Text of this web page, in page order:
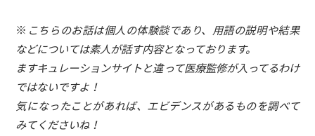
※ こちらのお話は個人の体験談であり、用語の説明や結果
などについては素人が話す内容となっております。
ますキュレーションサイトと違って医療監修が入ってるわけ
ではないですよ！
気になったことがあれば、エビデンスがあるものを調べて
みてくださいね！